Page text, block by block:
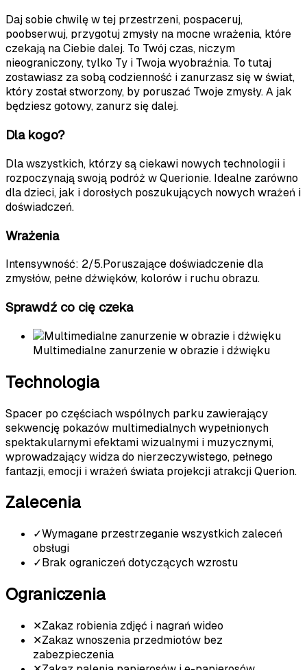
Daj sobie chwilę w tej przestrzeni, pospaceruj,
poobserwuj, przygotuj zmysły na mocne wrażenia, które
czekają na Ciebie dalej. To Twój czas, niczym
nieograniczony, tylko Ty i Twoja wyobraźnia. To tutaj
zostawiasz za sobą codzienność i zanurzasz się w świat,
który został stworzony, by poruszać Twoje zmysły. A jak
będziesz gotowy, zanurz się dalej.
Dla kogo?
Dla wszystkich, którzy są ciekawi nowych technologii i
rozpoczynają swoją podróż w Querionie. Idealne zarówno
dla dzieci, jak i dorosłych poszukujących nowych wrażeń i
doświadczeń.
Wrażenia
Intensywność: 2/5.Poruszające doświadczenie dla
zmysłów, pełne dźwięków, kolorów i ruchu obrazu.
Sprawdź co cię czeka
Multimedialne zanurzenie w obrazie i dźwięku
Technologia
Spacer po częściach wspólnych parku zawierający
sekwencję pokazów multimedialnych wypełnionych
spektakularnymi efektami wizualnymi i muzycznymi,
wprowadzający widza do nierzeczywistego, pełnego
fantazji, emocji i wrażeń świata projekcji atrakcji Querion.
Zalecenia
✓Wymagane przestrzeganie wszystkich zaleceń
obsługi
✓Brak ograniczeń dotyczących wzrostu
Ograniczenia
✕Zakaz robienia zdjęć i nagrań wideo
✕Zakaz wnoszenia przedmiotów bez
zabezpieczenia